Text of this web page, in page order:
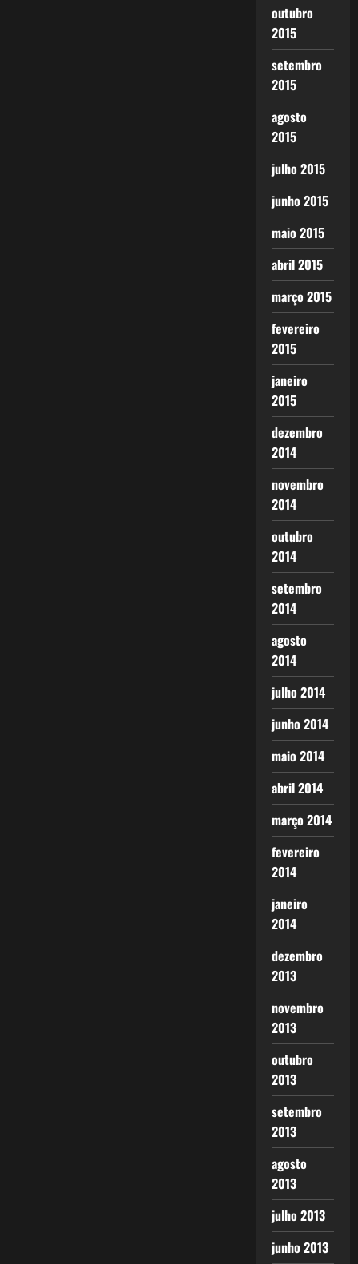
outubro
2015
setembro
2015
agosto
2015
julho 2015
junho 2015
maio 2015
abril 2015
março 2015
fevereiro
2015
janeiro
2015
dezembro
2014
novembro
2014
outubro
2014
setembro
2014
agosto
2014
julho 2014
junho 2014
maio 2014
abril 2014
março 2014
fevereiro
2014
janeiro
2014
dezembro
2013
novembro
2013
outubro
2013
setembro
2013
agosto
2013
julho 2013
junho 2013